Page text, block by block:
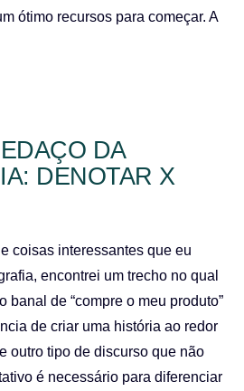
ótimo recursos para começar. A
DA
DENOTAR X
coisas interessantes que eu
encontrei um trecho no qual
banal de “compre o meu produto”
de criar uma história ao redor
outro tipo de discurso que não
é necessário para diferenciar